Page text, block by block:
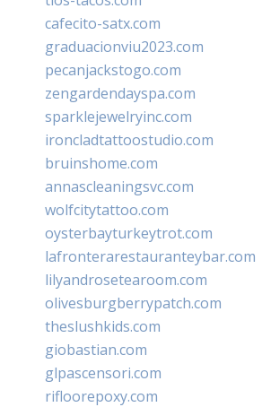
cafecito-satx.com
graduacionviu2023.com
pecanjackstogo.com
zengardendayspa.com
sparklejewelryinc.com
ironcladtattoostudio.com
bruinshome.com
annascleaningsvc.com
wolfcitytattoo.com
oysterbayturkeytrot.com
lafronterarestauranteybar.com
lilyandrosetearoom.com
olivesburgberrypatch.com
theslushkids.com
giobastian.com
glpascensori.com
rifloorepoxy.com